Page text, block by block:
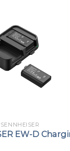
SENNHEISER
EW-D